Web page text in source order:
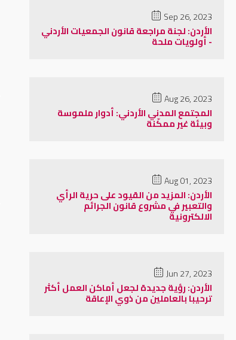
Sep 26, 2023
الأردن: لجنة مراجعة قانون الجمعيات الأردني
- أولويات ملحة
Aug 26, 2023
المجتمع المدني الأردني: أدوار ملموسة
وبيئة غير ممكّنة
Aug 01, 2023
الأردن: المزيد من القيود على حرية الرأي
والتعبير في مشروع قانون الجرائم
الالكترونية
Jun 27, 2023
الأردن: رؤية جديدة لجعل أماكن العمل أكثر
ترحيبا بالعاملين من ذوي الإعاقة